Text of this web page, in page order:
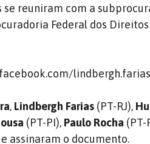
se reuniram com a
Federal dos
, Lindbergh Farias (PT-RJ),
(PT-PI), Paulo Rocha (PT-
assinaram o documento.